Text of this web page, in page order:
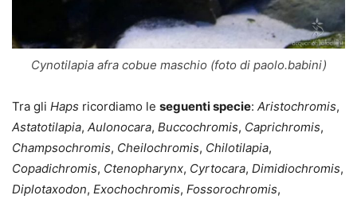
Cynotilapia afra cobue maschio (foto di paolo.babini)
Tra gli Haps ricordiamo le seguenti specie: Aristochromis,
Astatotilapia, Aulonocara, Buccochromis, Caprichromis,
Champsochromis, Cheilochromis, Chilotilapia,
Copadichromis, Ctenopharynx, Cyrtocara, Dimidiochromis,
Diplotaxodon, Exochochromis, Fossorochromis,